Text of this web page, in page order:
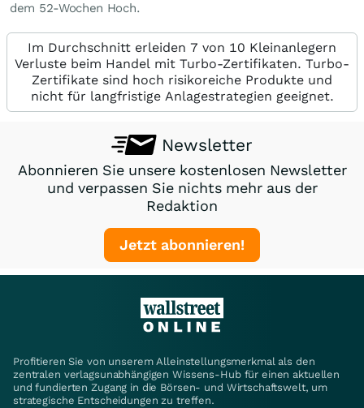
dem 52-Wochen Hoch.
Im Durchschnitt erleiden 7 von 10 Kleinanlegern
Verluste beim Handel mit Turbo-Zertifikaten. Turbo-
Zertifikate sind hoch risikoreiche Produkte und
nicht für langfristige Anlagestrategien geeignet.
Newsletter
Abonnieren Sie unsere kostenlosen Newsletter
und verpassen Sie nichts mehr aus der
Redaktion
Jetzt abonnieren!
Profitieren Sie von unserem Alleinstellungsmerkmal als den
zentralen verlagsunabhängigen Wissens-Hub für einen aktuellen
und fundierten Zugang in die Börsen- und Wirtschaftswelt, um
strategische Entscheidungen zu treffen.